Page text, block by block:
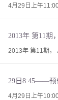
4月29日上午
2013年 第11期
2013年 第11期，
29日8:45——预
4月29日上午